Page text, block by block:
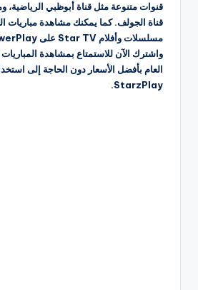
قنوات متنوعة مثل قناة أبوظبي الرياضية،
قناة الجولف. كما يمكنك مشاهدة مباريات
واشترك الآن للاستمتاع بمشاهدة
العام بأفضل الأسعار دون الحاجة إلى
StarzPlay.